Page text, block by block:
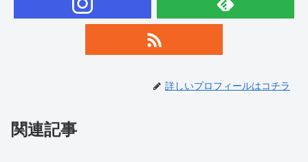
詳しいプロフィールはコチラ
関連記事